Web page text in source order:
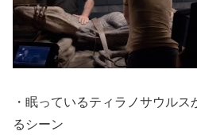
・眠っているティラノサウル
るシーン